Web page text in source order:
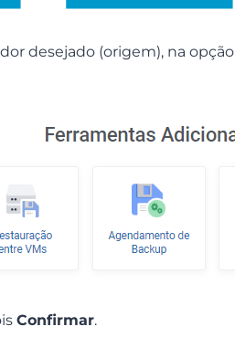
desejado (origem), na opção
Confirmar.